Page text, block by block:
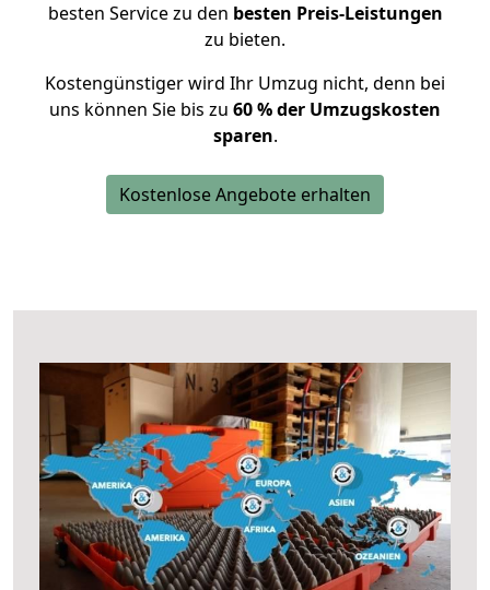
besten Service zu den besten Preis-Leistungen
zu bieten.
Kostengünstiger wird Ihr Umzug nicht, denn bei
uns können Sie bis zu 60 % der Umzugskosten
sparen.
Kostenlose Angebote erhalten